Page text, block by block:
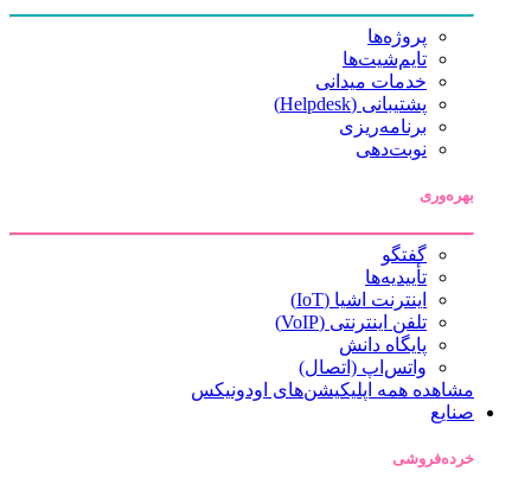
پروژه‌ها
تایم‌شیت‌ها
خدمات میدانی
پشتیبانی (Helpdesk)
برنامه‌ریزی
نوبت‌دهی
بهره‌وری
گفتگو
تأییدیه‌ها
اینترنت اشیا (IoT)
تلفن اینترنتی (VoIP)
پایگاه دانش
واتس‌اپ (اتصال)
مشاهده همه اپلیکیشن‌های اودونیکس
صنایع
خرده‌فروشی